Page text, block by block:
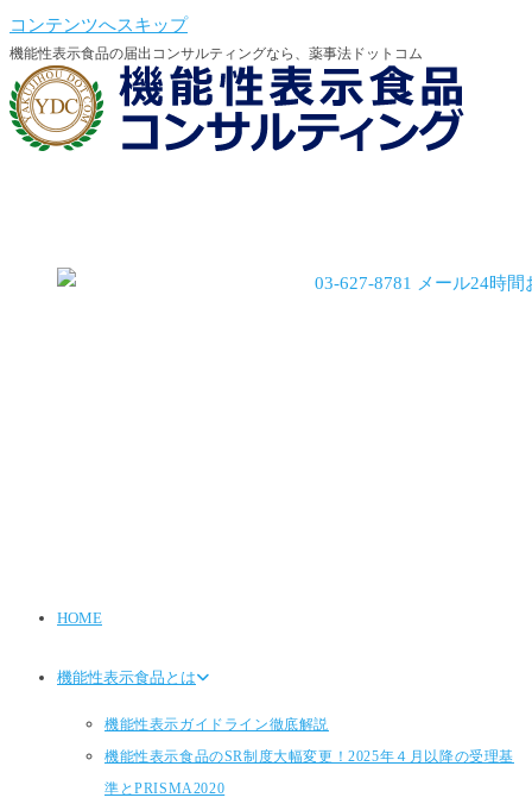
コンテンツへスキップ
機能性表示食品の届出コンサルティングなら、薬事法ドットコム
HOME
機能性表示食品とは
機能性表示ガイドライン徹底解説
機能性表示食品のSR制度大幅変更！2025年４月以降の受理基
準とPRISMA2020